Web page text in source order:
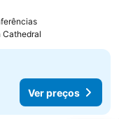
Cathedral
Ver preços